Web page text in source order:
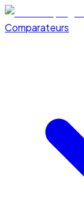
Comparateurs